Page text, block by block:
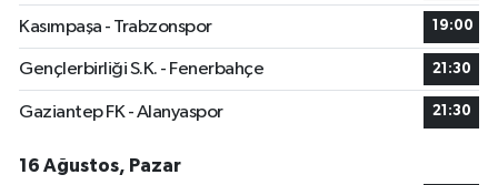
Kasımpaşa - Trabzonspor 19:00
Gençlerbirliği S.K. - Fenerbahçe 21:30
Gaziantep FK - Alanyaspor 21:30
16 Ağustos, Pazar